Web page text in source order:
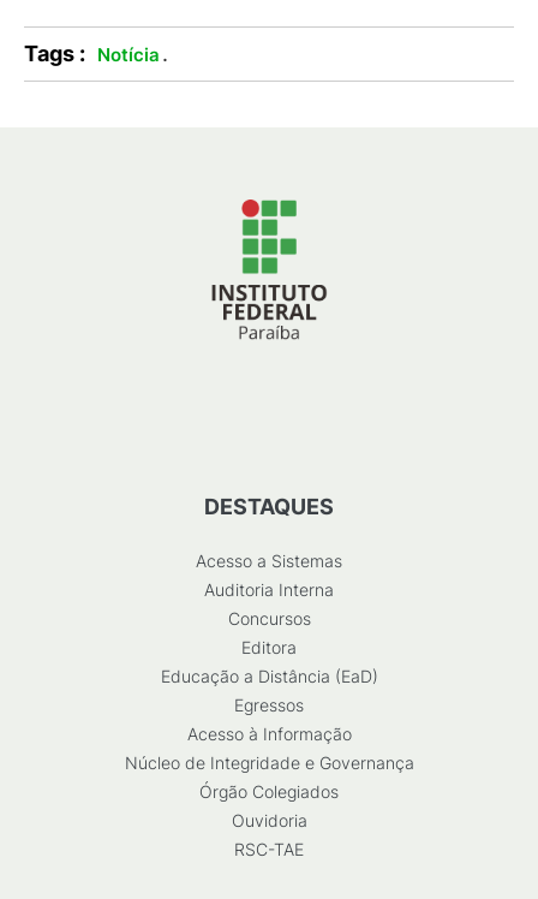
Tags : Notícia .
DESTAQUES
Acesso a Sistemas
Auditoria Interna
Concursos
Editora
Educação a Distância (EaD)
Egressos
Acesso à Informação
Núcleo de Integridade e Governança
Órgão Colegiados
Ouvidoria
RSC-TAE